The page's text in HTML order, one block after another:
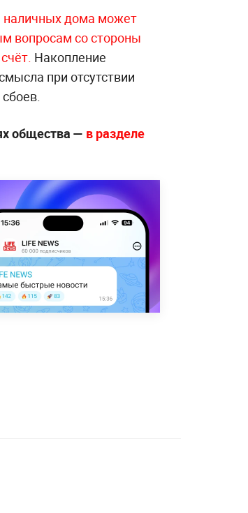
наличных дома может
вопросам со стороны
Накопление
при отсутствии
общества — в разделе